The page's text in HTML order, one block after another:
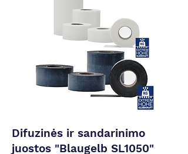
Difuzinės ir sandarinimo
juostos "Blaugelb SL1050"